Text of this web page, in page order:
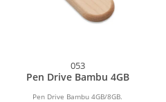
053
Pen Drive Bambu 4GB
Pen Drive Bambu 4GB/8GB.